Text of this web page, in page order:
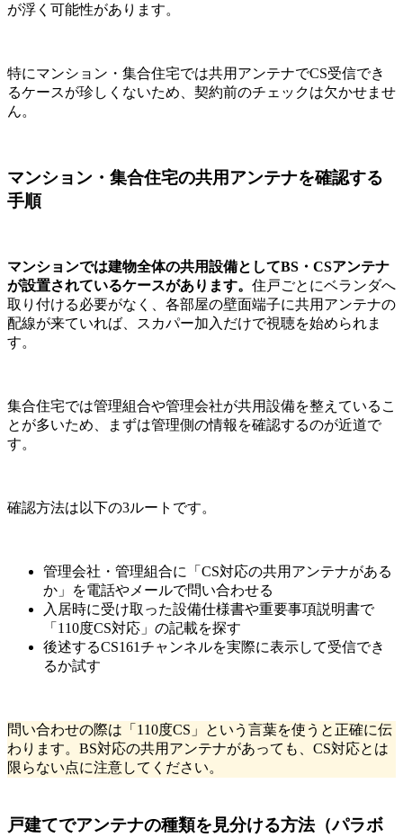
が浮く可能性があります。
特にマンション・集合住宅では共用アンテナでCS受信でき
るケースが珍しくないため、契約前のチェックは欠かせませ
ん。
マンション・集合住宅の共用アンテナを確認する
手順
マンションでは建物全体の共用設備としてBS・CSアンテナ
が設置されているケースがあります。 住戸ごとにベランダへ
取り付ける必要がなく、各部屋の壁面端子に共用アンテナの
配線が来ていれば、スカパー加入だけで視聴を始められま
す。
集合住宅では管理組合や管理会社が共用設備を整えているこ
とが多いため、まずは管理側の情報を確認するのが近道で
す。
確認方法は以下の3ルートです。
管理会社・管理組合に「CS対応の共用アンテナがある
か」を電話やメールで問い合わせる
入居時に受け取った設備仕様書や重要事項説明書で
「110度CS対応」の記載を探す
後述するCS161チャンネルを実際に表示して受信でき
るか試す
問い合わせの際は「110度CS」という言葉を使うと正確に伝
わります。BS対応の共用アンテナがあっても、CS対応とは
限らない点に注意してください。
戸建てでアンテナの種類を見分ける方法（パラボ